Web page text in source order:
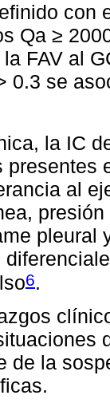
con
Qa ≥
FAV al
0.3 se
la IC
presentes
al
pleural
6.
de la